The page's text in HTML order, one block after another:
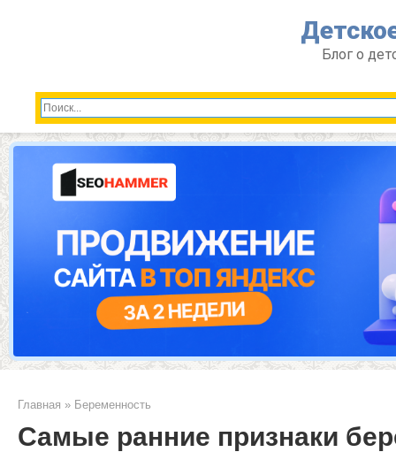
Блог о
Главная » Беременность
Самые ранние признаки